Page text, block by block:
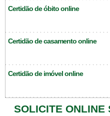
Certidão de óbito online
Certidão de casamento online
Certidão de imóvel online
SOLICITE ONLINE